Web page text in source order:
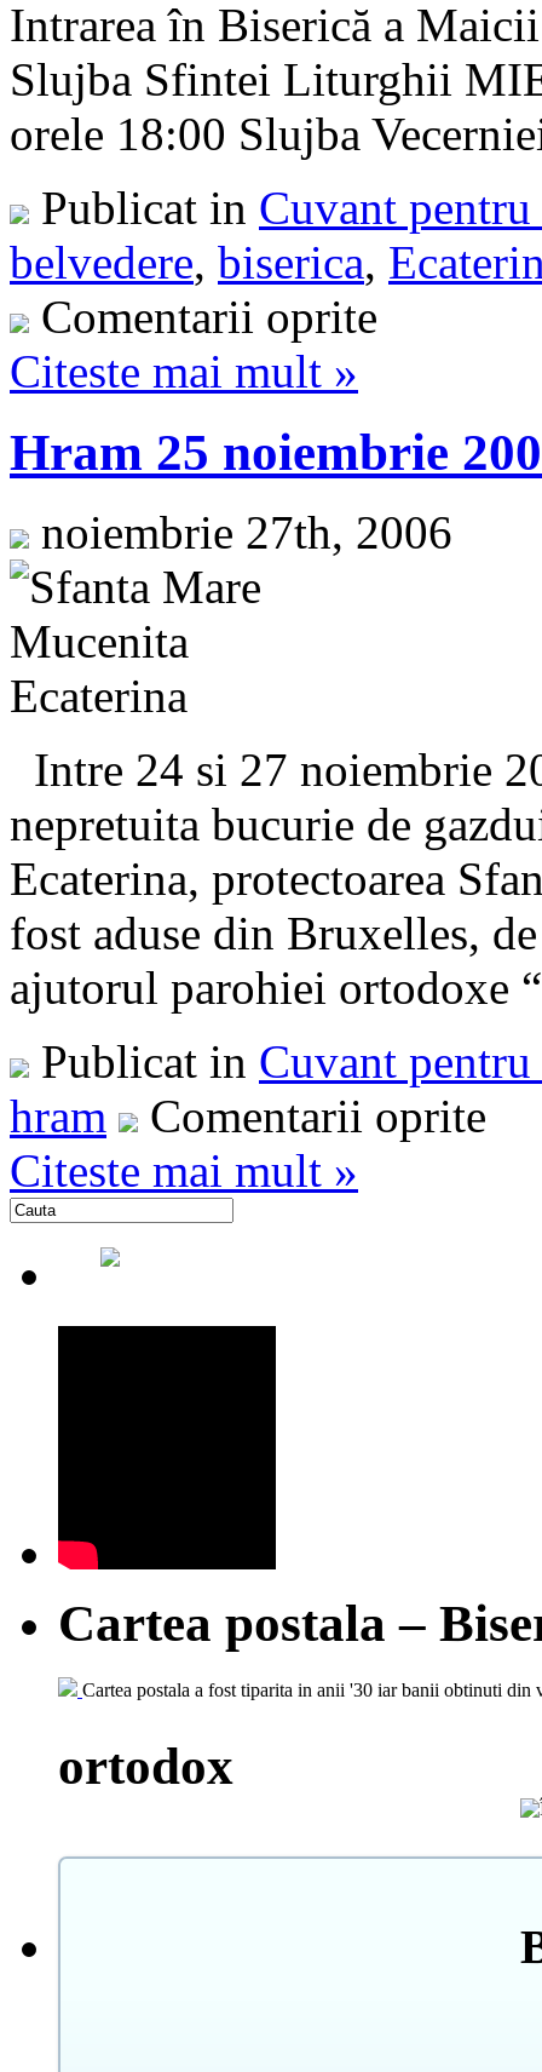
Intrarea în Biserică a
Slujba Sfintei Liturghii
orele 18:00 Slujba
Publicat in Cuvant
belvedere, biserica,
Comentarii oprite
Citeste mai mult »
Hram 25 noiembrie
noiembrie 27th, 2006
Intre 24 si 27 noiembrie
nepretuita bucurie de
Ecaterina, protectoarea
fost aduse din Bruxelles,
ajutorul parohiei
Publicat in Cuvant
hram
Comentarii oprite
Citeste mai mult »
Cartea postala –
Cartea postala a fost tiparita in anii '30 iar banii obtinuti
ortodox